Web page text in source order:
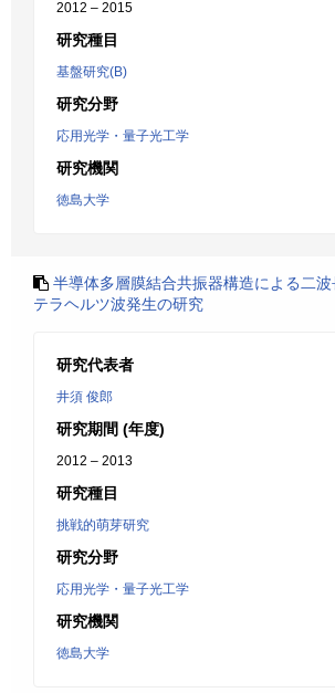
2012 – 2015
研究種目
基盤研究(B)
研究分野
応用光学・量子光工学
研究機関
徳島大学
半導体多層膜結合共振器構造による二波
テラヘルツ波発生の研究
研究代表者
井須 俊郎
研究期間 (年度)
2012 – 2013
研究種目
挑戦的萌芽研究
研究分野
応用光学・量子光工学
研究機関
徳島大学